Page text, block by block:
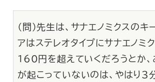
（問）先生は、サナエノミクスの
アはステレオタイプにサナエノミ
160円を超えていくだろうとか
が起こっていないのは、やはり